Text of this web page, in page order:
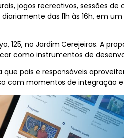
jogos recreativos, sessões
das 11h às 16h, em
125, no Jardim Cerejeiras. A
como instrumentos de
pais e responsáveis
com momentos de integração e